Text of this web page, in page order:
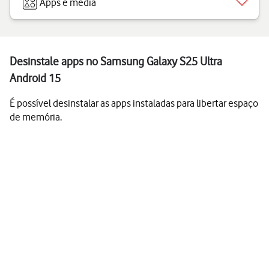
Apps e media
Desinstale apps no Samsung Galaxy S25 Ultra
Android 15
É possível desinstalar as apps instaladas para libertar espaço
de memória.